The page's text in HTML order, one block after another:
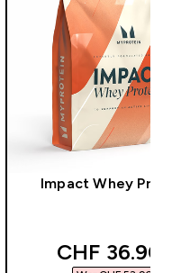
Impact Whey
discounted
CHF 36.90‎